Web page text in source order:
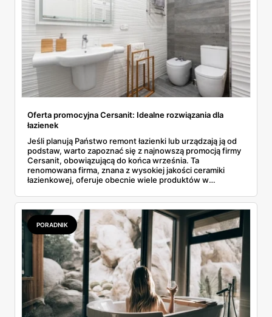
Oferta promocyjna Cersanit: Idealne rozwiązania dla
łazienek
Jeśli planują Państwo remont łazienki lub urządzają ją od
podstaw, warto zapoznać się z najnowszą promocją firmy
Cersanit, obowiązującą do końca września. Ta
renomowana firma, znana z wysokiej jakości ceramiki
łazienkowej, oferuje obecnie wiele produktów w
Państwo wszystko, co niezbędne do stworzenia
nowoczesnej, funkcjonalnej łazienki - od płytek, przez
umywalki i wanny, aż po zestawy podtynkowe i spłuczki.
Poniżej przedstawiamy szczegóły kilku najciekawszych
propozycji.
PORADNIK